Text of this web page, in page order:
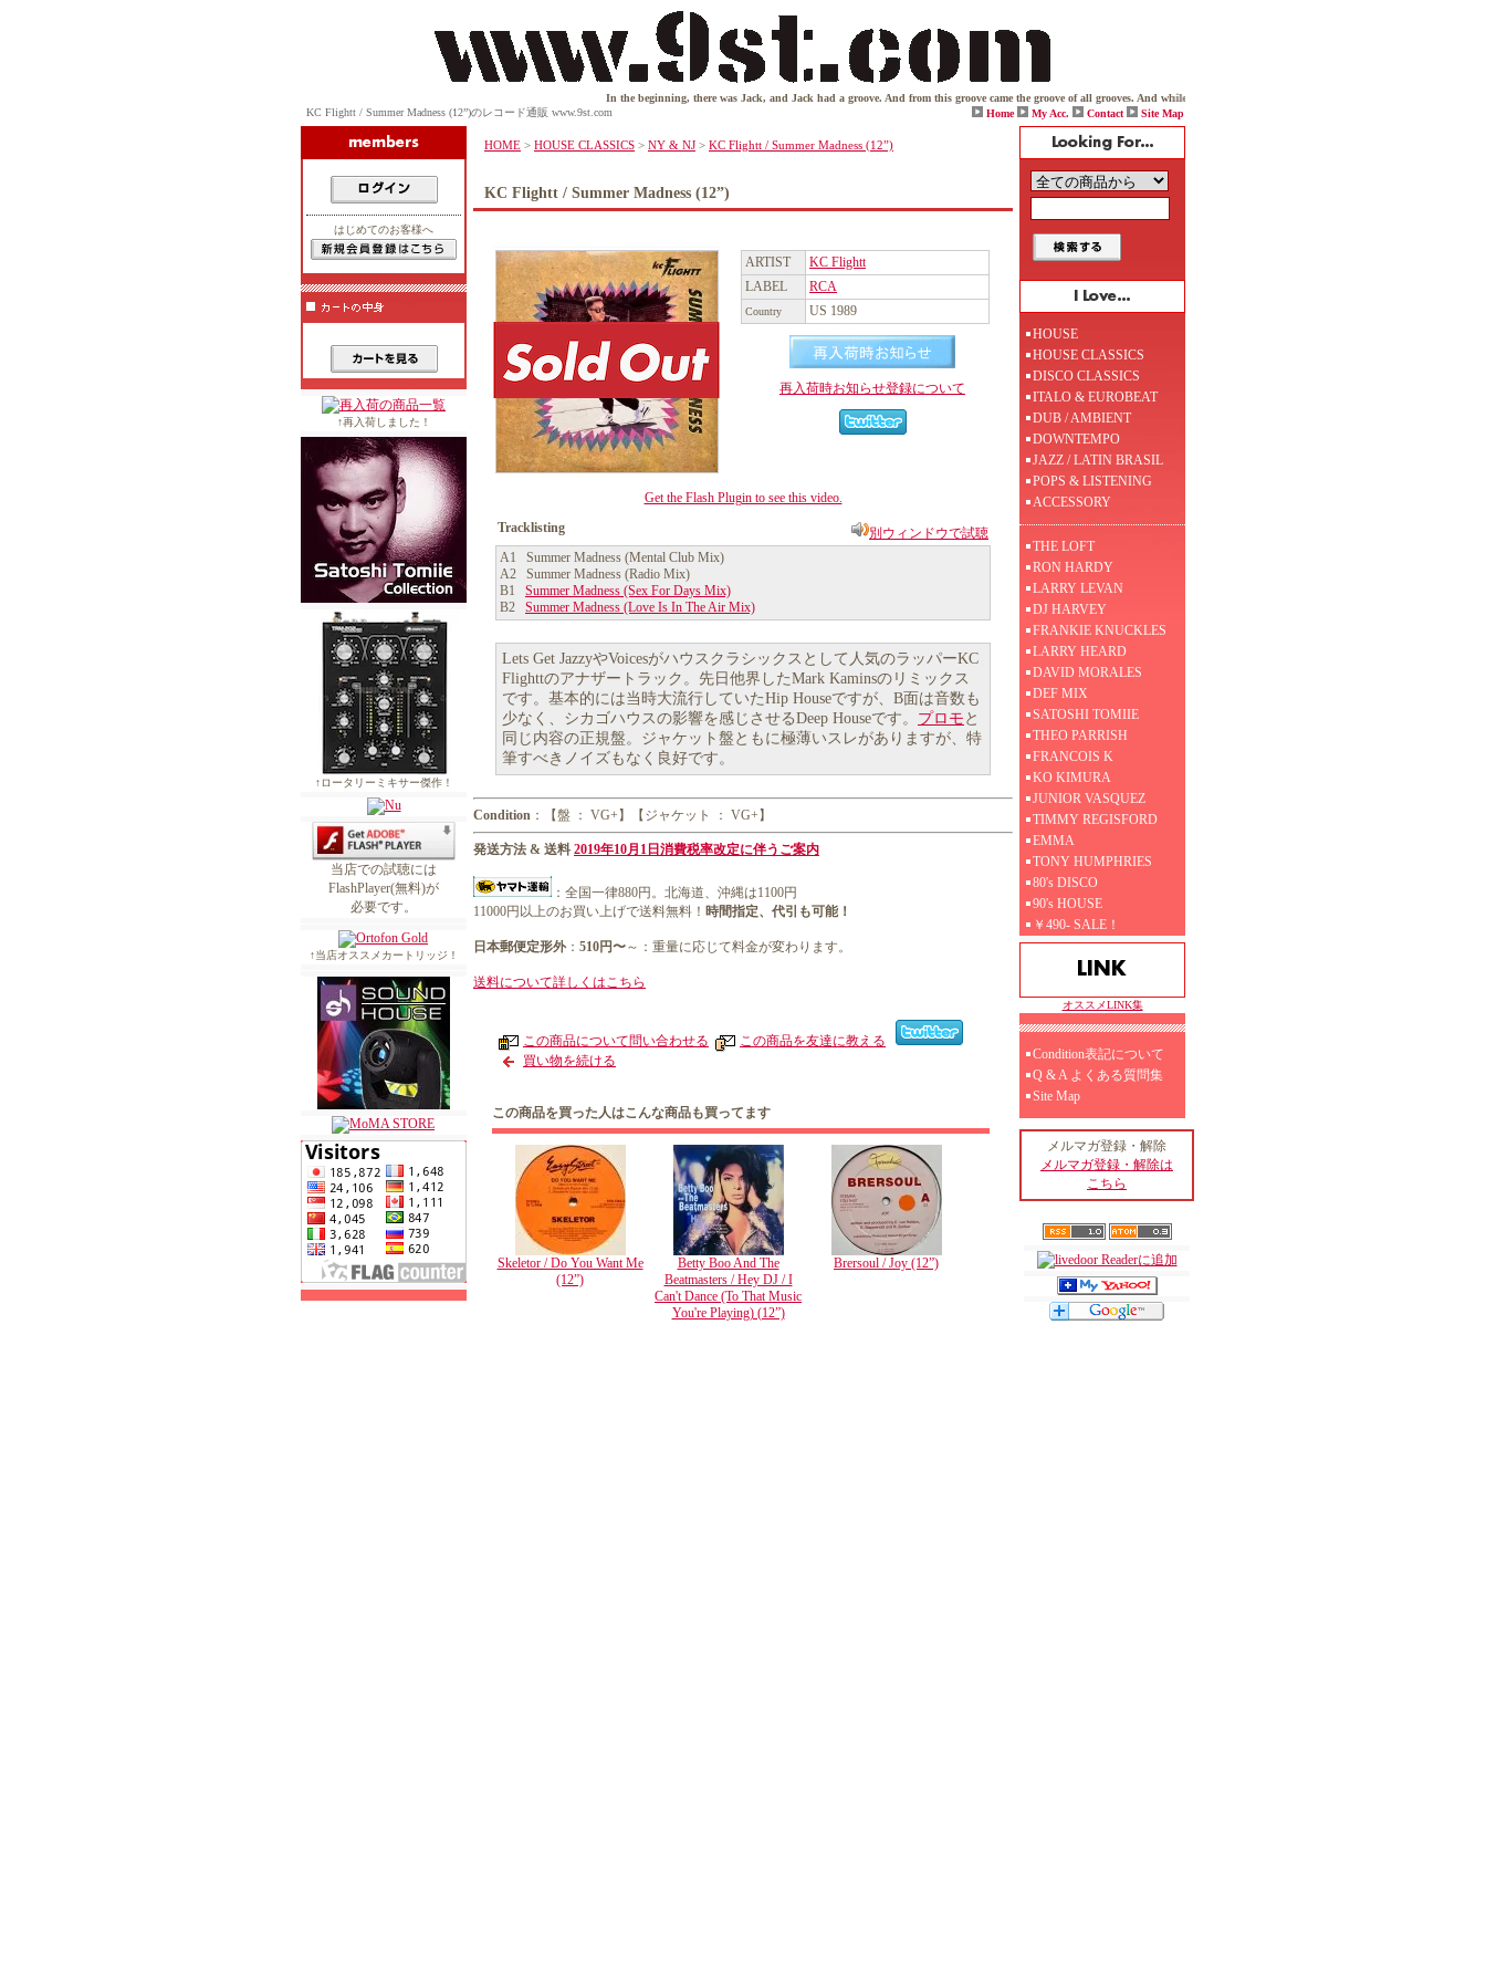
In the beginning, there was Jack, and Jack had a groove. And from this groove came the groove of all grooves. And while one day viciously throwing down on his box, Jack boldy
KC Flightt / Summer Madness (12”)のレコード通販 www.9st.com
Home My Acc. Contact Site Map
はじめてのお客様へ
↑再入荷しました！
↑ロータリーミキサー傑作！
当店での試聴には
FlashPlayer(無料)が
必要です。
↑当店オススメカートリッジ！
HOME > HOUSE CLASSICS > NY & NJ > KC Flightt / Summer Madness (12”)
KC Flightt / Summer Madness (12”)
ARTIST
KC Flightt
LABEL
RCA
Country US 1989
再入荷時お知らせ登録について
Get the Flash Plugin to see this video.
Tracklisting
別ウィンドウで試聴
A1 Summer Madness (Mental Club Mix)
A2 Summer Madness (Radio Mix)
B1 Summer Madness (Sex For Days Mix)
B2 Summer Madness (Love Is In The Air Mix)
Lets Get JazzyやVoicesがハウスクラシックスとして人気のラッパーKC
Flighttのアナザートラック。先日他界したMark Kaminsのリミックス
です。基本的には当時大流行していたHip Houseですが、B面は音数も
少なく、シカゴハウスの影響を感じさせるDeep Houseです。 プロモ と
同じ内容の正規盤。ジャケット盤ともに極薄いスレがありますが、特
筆すべきノイズもなく良好です。
Condition ：【盤 ： VG+】【ジャケット ： VG+】
発送方法 & 送料 2019年10月1日消費税率改定に伴うご案内
：全国一律880円。北海道、沖縄は1100円
11000円以上のお買い上げで送料無料！ 時間指定、代引も可能！
日本郵便定形外： 510円〜～：重量に応じて料金が変わります。
送料について詳しくはこちら
この商品について問い合わせる
この商品を友達に教える
買い物を続ける
この商品を買った人はこんな商品も買ってます
Skeletor / Do You Want Me
(12”)
Betty Boo And The
Beatmasters / Hey DJ / I
Can't Dance (To That Music
You're Playing) (12”)
Brersoul / Joy (12”)
HOUSE
HOUSE CLASSICS
DISCO CLASSICS
ITALO & EUROBEAT
DUB / AMBIENT
DOWNTEMPO
JAZZ / LATIN BRASIL
POPS & LISTENING
ACCESSORY
THE LOFT
RON HARDY
LARRY LEVAN
DJ HARVEY
FRANKIE KNUCKLES
LARRY HEARD
DAVID MORALES
DEF MIX
SATOSHI TOMIIE
THEO PARRISH
FRANCOIS K
KO KIMURA
JUNIOR VASQUEZ
TIMMY REGISFORD
EMMA
TONY HUMPHRIES
80's DISCO
90's HOUSE
￥490- SALE！
オススメLINK集
Condition表記について
Q & A よくある質問集
Site Map
メルマガ登録・解除
メルマガ登録・解除は
こちら